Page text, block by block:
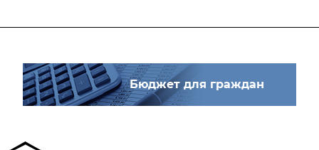
Бюджет для граждан